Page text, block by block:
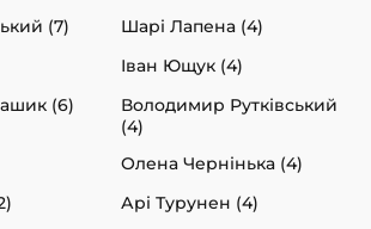
(7)
Шарі Лапена (4)
Іван Ющук (4)
(6)
Володимир Рутківський
(4)
Олена Чернінька (4)
Арі Турунен (4)